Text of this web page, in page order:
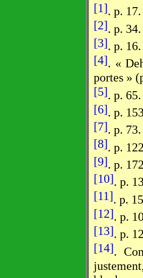
[1]. p. 17.
[2]. p. 34.
[3]. p. 16.
[4]. «
portes »
[5]. p. 65.
[6]. p.
[7]. p. 73.
[8]. p.
[9]. p.
[10]. p.
[11]. p.
[12]. p.
[13]. p.
[14].